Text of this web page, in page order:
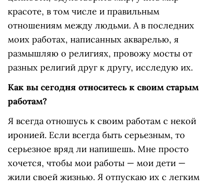
красоте, в том числе и правильным
отношениям между людьми. А в последних
моих работах, написанных акварелью, я
размышляю о религиях, провожу мосты от
разных религий друг к другу, исследую их.
Как вы сегодня относитесь к своим старым
работам?
Я всегда отношусь к своим работам с некой
иронией. Если всегда быть серьезным, то
серьезное вряд ли напишешь. Мне просто
хочется, чтобы мои работы — мои дети —
жили своей жизнью. Я отпускаю их с легким